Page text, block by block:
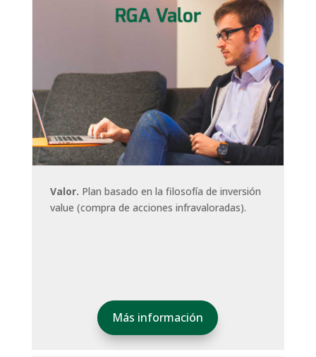
Valor. Plan basado en la filosofía de inversión
value (compra de acciones infravaloradas).
Más información